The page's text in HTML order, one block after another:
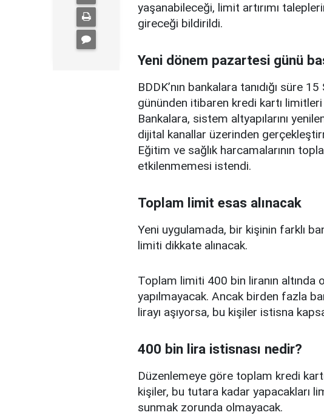
yaşanabileceği, limit artırımı
gireceği bildirildi.
Yeni dönem pazartesi günü
BDDK’nın bankalara tanıdığı süre
gününden itibaren kredi kartı
Bankalara, sistem altyapılarını
dijital kanallar üzerinden
Eğitim ve sağlık harcamalarının
etkilenmemesi istendi.
Toplam limit esas alınacak
Yeni uygulamada, bir kişinin farklı
limiti dikkate alınacak.
Toplam limiti 400 bin liranın
yapılmayacak. Ancak birden fazla
lirayı aşıyorsa, bu kişiler istisna
400 bin lira istisnası nedir?
Düzenlemeye göre toplam kredi
kişiler, bu tutara kadar yapacakları
sunmak zorunda olmayacak.